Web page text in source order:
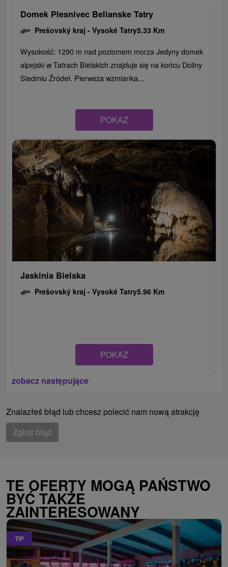
Domek Plesnivec Belianske Tatry
Prešovský kraj -Vysoké Tatry5.33 Km
Wysokość: 1290 m nad poziomem morza Jedyny domek
alpejski w Tatrach Bielskich znajduje się na końcu Doliny
Siedmiu Źródeł. Pierwsza wzmianka...
POKAZ
Jaskinia Bielska
Prešovský kraj -Vysoké Tatry5.96 Km
POKAZ
zobacz następujące
Znalazłeś błąd lub chcesz polecić nam nową atrakcję
Zgłoś błąd
TE OFERTY MOGĄ PAŃSTWO
BYĆ TAKŻE
ZAINTERESOWANY
TIP